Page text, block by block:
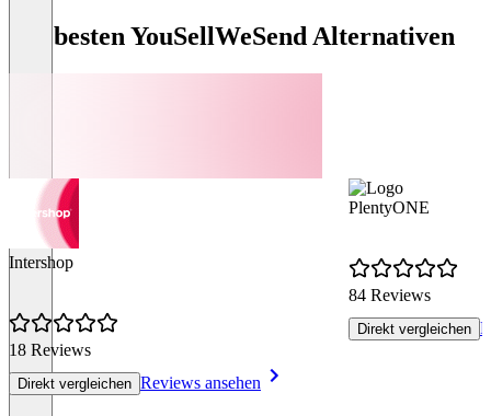
Die besten YouSellWeSend Alternativen
Intershop
18 Reviews
Direkt vergleichen Reviews ansehen
PlentyONE
84 Reviews
Direkt vergleichen